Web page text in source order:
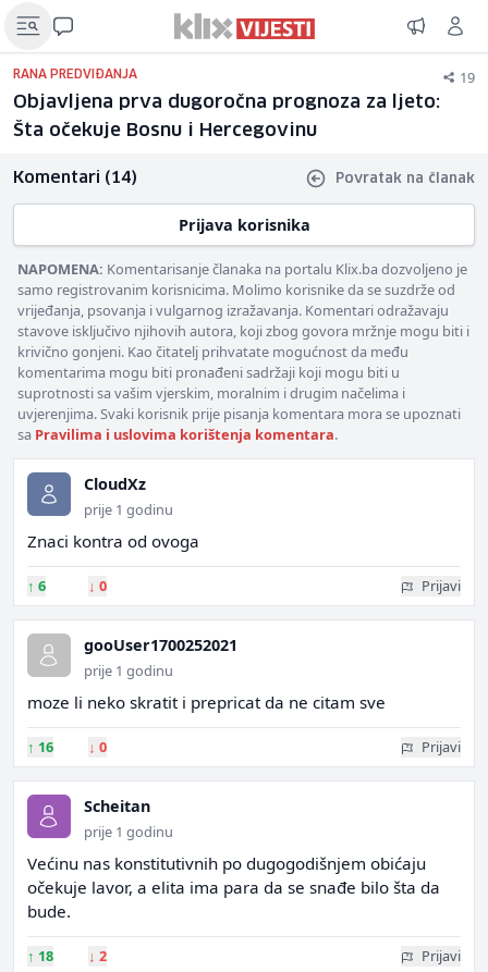
RANA PREDVIĐANJA 19
Objavljena prva dugoročna prognoza za ljeto:
Šta očekuje Bosnu i Hercegovinu
Komentari (14) Povratak na članak
Prijava korisnika
NAPOMENA: Komentarisanje članaka na portalu Klix.ba dozvoljeno je
samo registrovanim korisnicima. Molimo korisnike da se suzdrže od
vrijeđanja, psovanja i vulgarnog izražavanja. Komentari odražavaju
stavove isključivo njihovih autora, koji zbog govora mržnje mogu biti i
krivično gonjeni. Kao čitatelj prihvatate mogućnost da među
komentarima mogu biti pronađeni sadržaji koji mogu biti u
suprotnosti sa vašim vjerskim, moralnim i drugim načelima i
uvjerenjima. Svaki korisnik prije pisanja komentara mora se upoznati
sa Pravilima i uslovima korištenja komentara.
CloudXz
prije 1 godinu
Znaci kontra od ovoga
↑ 6 ↓ 0 Prijavi
gooUser1700252021
prije 1 godinu
moze li neko skratit i prepricat da ne citam sve
↑ 16 ↓ 0 Prijavi
Scheitan
prije 1 godinu
Većinu nas konstitutivnih po dugogodišnjem obićaju
očekuje lavor, a elita ima para da se snađe bilo šta da
bude.
↑ 18 ↓ 2 Prijavi